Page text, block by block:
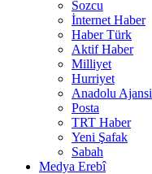
Sozcu
İnternet Haber
Haber Türk
Aktif Haber
Milliyet
Hurriyet
Anadolu Ajansi
Posta
TRT Haber
Yeni Şafak
Sabah
Medya Erebî